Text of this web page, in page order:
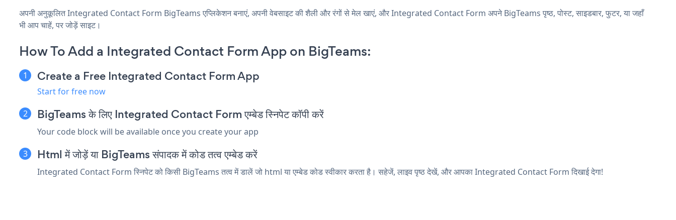
अपनी अनुकूलित Integrated Contact Form BigTeams एप्लिकेशन बनाएं, अपनी वेबसाइट की शैली और रंगों से मेल खाएं, और Integrated Contact Form अपने BigTeams पृष्ठ, पोस्ट, साइडबार, फुटर, या जहाँ
भी आप चाहें, पर जोड़ें साइट।
How To Add a Integrated Contact Form App on BigTeams:
Create a Free Integrated Contact Form App
Start for free now
BigTeams के लिए Integrated Contact Form एम्बेड स्निपेट कॉपी करें
Your code block will be available once you create your app
Html में जोड़ें या BigTeams संपादक में कोड तत्व एम्बेड करें
Integrated Contact Form स्निपेट को किसी BigTeams तत्व में डालें जो html या एम्बेड कोड स्वीकार करता है। सहेजें, लाइव पृष्ठ देखें, और आपका Integrated Contact Form दिखाई देगा!